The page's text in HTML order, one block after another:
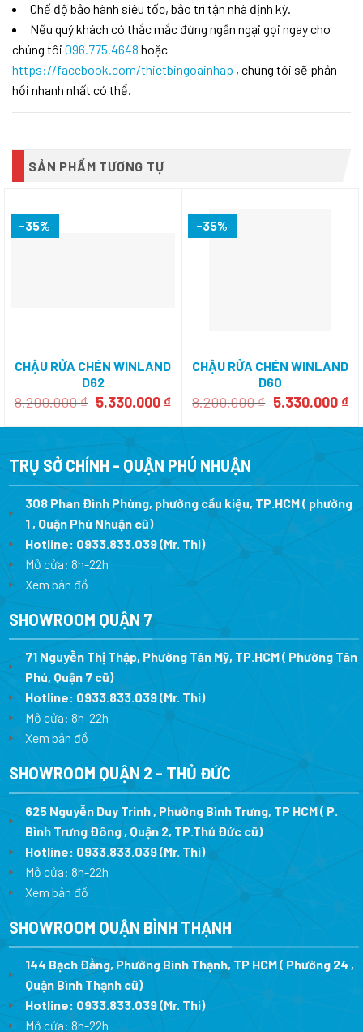
Chế độ bảo hành siêu tốc, bảo trì tận nhà định kỳ.
Nếu quý khách có thắc mắc đừng ngần ngại gọi ngay cho
chúng tôi 096.775.4648 hoặc
https://facebook.com/thietbingoainhap , chúng tôi sẽ phản
hồi nhanh nhất có thể.
SẢN PHẨM TƯƠNG TỰ
-35%
CHẬU RỬA CHÉN WINLAND
D62
8.200.000₫ Giá
là:
5.330.000 ₫Giá
tại
5.330.000 ₫.
-35%
CHẬU RỬA CHÉN WINLAND
D60
8.200.000₫ Giá
là:
5.330.000 ₫
tại
TRỤ SỞ CHÍNH - QUẬN PHÚ NHUẬN
308 Phan Đình Phùng, phường cầu kiệu, TP.HCM ( phường
1 , Quận Phú Nhuận cũ)
Hotline: 0933.833.039(Mr. Thi)
Mở cửa: 8h-22h
Xem bản đồ
SHOWROOM QUẬN 7
71 Nguyễn Thị Thập, Phường Tân Mỹ, TP.HCM ( Phường Tân
Phú, Quận 7 cũ)
Hotline: 0933.833.039(Mr. Thi)
Mở cửa: 8h-22h
Xem bản đồ
SHOWROOM QUẬN 2 - THỦ ĐỨC
625 Nguyễn Duy Trinh , Phường Bình Trưng, TP HCM ( P.
Bình Trưng Đông , Quận 2, TP.Thủ Đức cũ)
Hotline: 0933.833.039(Mr. Thi)
Mở cửa: 8h-22h
Xem bản đồ
SHOWROOM QUẬN BÌNH THẠNH
144 Bạch Đằng, Phường Bình Thạnh, TP HCM ( Phường 24 ,
Quận Bình Thạnh cũ)
Hotline: 0933.833.039(Mr. Thi)
Mở cửa: 8h-22h